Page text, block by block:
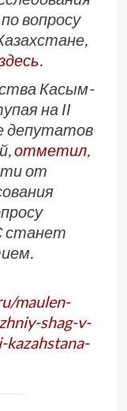
вопросу
.
Касым-
на ІІ
депутатов
отметил,
от
станет
maulen-
shag-v-